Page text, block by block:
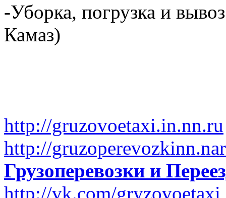
-Уборка, погрузка и
Камаз)
http://gruzovoetaxi.in.nn.ru
http://
Грузоперевозки и
http://vk.com/gryzovoetaxi